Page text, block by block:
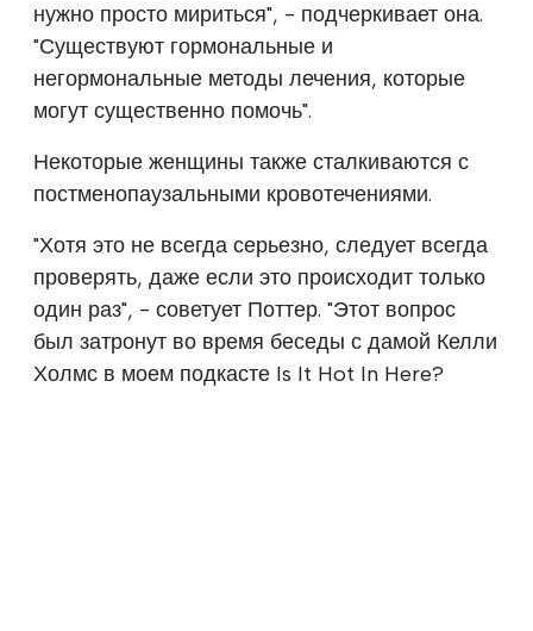
нужно просто мириться", - подчеркивает она.
"Существуют гормональные и
негормональные методы лечения, которые
могут существенно помочь".
Некоторые женщины также сталкиваются с
постменопаузальными кровотечениями.
"Хотя это не всегда серьезно, следует всегда
проверять, даже если это происходит только
один раз", - советует Поттер. "Этот вопрос
был затронут во время беседы с дамой Келли
Холмс в моем подкасте Is It Hot In Here?